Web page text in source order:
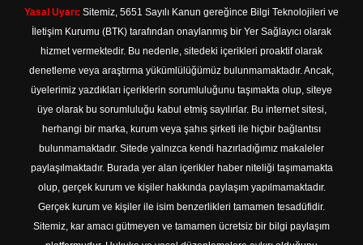
Yasal Uyarı: Sitemiz, 5651 Sayılı Kanun gereğince Bilgi Teknolojileri ve
İletişim Kurumu (BTK) tarafından onaylanmış bir Yer Sağlayıcı olarak
hizmet vermektedir. Bu nedenle, sitedeki içerikleri proaktif olarak
denetleme veya araştırma yükümlülüğümüz bulunmamaktadır. Ancak,
üyelerimiz yazdıkları içeriklerin sorumluluğunu taşımakta olup, siteye
üye olarak bu sorumluluğu kabul etmiş sayılırlar. Bu internet sitesi,
herhangi bir marka, kurum veya şahıs şirketi ile hiçbir bağlantısı
bulunmamaktadır. Sitede yalnızca kendi hazırladığımız makaleler
paylaşılmaktadır. Burada yer alan içerikler haber niteliği taşımamakta
olup, gerçek kurum ve kişiler hakkında paylaşım yapılmamaktadır.
Gerçek kurum ve kişiler ile isim benzerlikleri tamamen tesadüfidir.
Sitemiz, kar amacı gütmeyen ve tamamen ücretsiz bir bilgi paylaşım